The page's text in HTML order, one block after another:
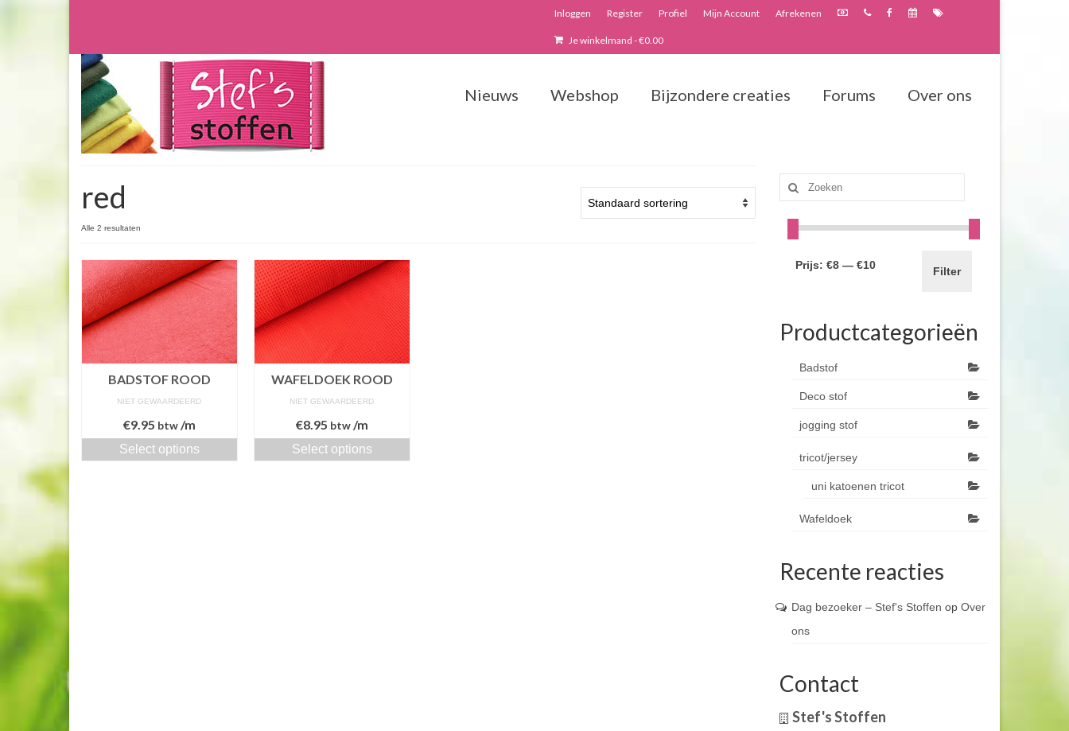
Inloggen Register Profiel Mijn Account Afrekenen
Je winkelmand -€0.00
Nieuws Webshop Bijzondere creaties Forums Over ons
red
Alle 2 resultaten
BADSTOF ROOD
NIET GEWAARDEERD
€9.95 btw/m
Select options
WAFELDOEK ROOD
NIET GEWAARDEERD
€8.95 btw/m
Select options
Zoeken
naar:
Filter
Prijs: €8— €10
Productcategorieën
Badstof
Deco stof
jogging stof
tricot/jersey
uni katoenen tricot
Wafeldoek
Recente reacties
Dag bezoeker – Stef's Stoffen op Over
ons
Contact
Stef's Stoffen